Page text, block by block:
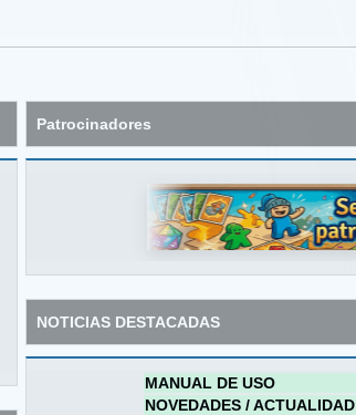
Patrocinadores
NOTICIAS DESTACADAS
MANUAL DE USO
NOVEDADES / ACTUALIDAD